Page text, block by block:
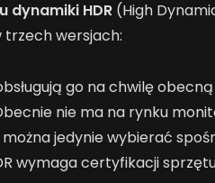
dynamiki HDR(High
wersjach:
go na chwilę
nie ma na rynku
jedynie wybierać
wymaga certyfikacji